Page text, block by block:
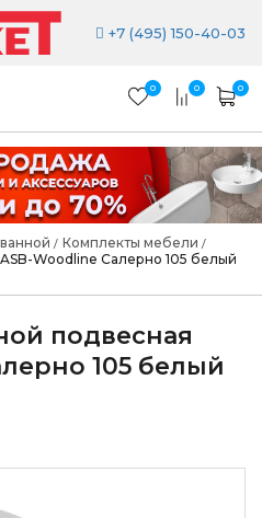
+7 (495) 150-40-03
0 0 0
/ Комплекты мебели /
Woodline Салерно 105 белый
подвесная
105 белый